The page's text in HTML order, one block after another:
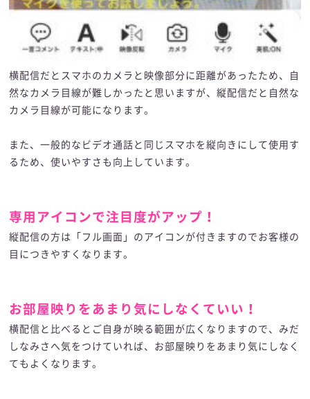
横配信だとスマホのカメラと映像部分に距離があったため、自
然なカメラ目線が難しかったと思いますが、縦配信だと自然な
カメラ目線が可能になります。
また、一般的なビデオ通話と同じスマホを縦向きにして使用す
るため、使いやすさも向上しています。
専用アイコンで注目度がアップ！
縦配信の方は「フル画面」のアイコンが付きますのでお客様の
目につきやすくなります。
お部屋映りをあまり気にしなくていい！
横配信と比べるとご自身が映る範囲が広くなりますので、みだ
しなみさへ気をつけていれば、お部屋映りをあまり気にしなく
てもよくなります。